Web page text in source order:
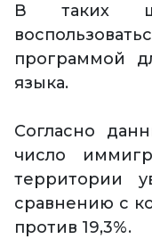
В таких
программой
языка.
Согласно
число
территории
сравнению с
против 19,3%.